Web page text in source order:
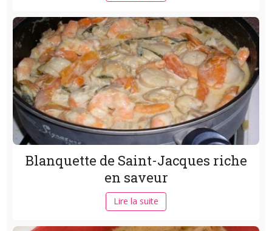
Blanquette de Saint-Jacques riche
en saveur
Lire la suite